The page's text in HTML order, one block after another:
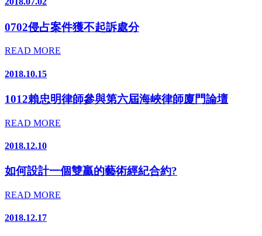
0702侵占案件獲不起訴處分
READ MORE
2018.10.15
1012賴忠明律師參與第六屆海峽律師廈門論壇
READ MORE
2018.12.10
如何設計一個雙贏的藝術經紀合約?
READ MORE
2018.12.17